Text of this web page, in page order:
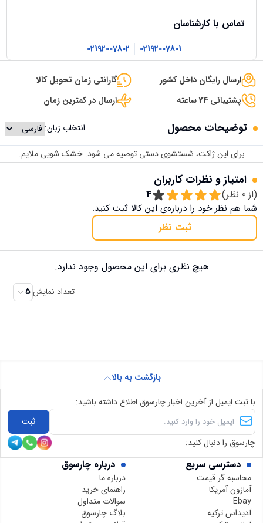
تماس با کارشناسان
02192007801
02192007802
ارسال رایگان داخل کشور
گارانتی زمان تحویل کالا
پشتیبانی 24 ساعته
ارسال در کمترین زمان
توضیحات محصول
انتخاب زبان:
برای این ژاکت، شستشوی دستی توصیه می شود. خشک شویی ملایم.
امتیاز و نظرات کاربران
(از 0 نظر) 4
شما هم نظر خود را درباره‌ی این کالا ثبت کنید.
ثبت نظر
هیچ نظری برای این محصول وجود ندارد.
تعداد نمایش 5
دسترسی سریع
محاسبه گر قیمت
آمازون آمریکا
Ebay
آدیداس ترکیه
درباره چارسوق
درباره ما
راهنمای خرید
سوالات متداول
بلاگ چارسوق
بازگشت به بالا
با ثبت ایمیل از آخرین اخبار چارسوق اطلاع داشته باشید:
ثبت
چارسوق را دنبال کنید: